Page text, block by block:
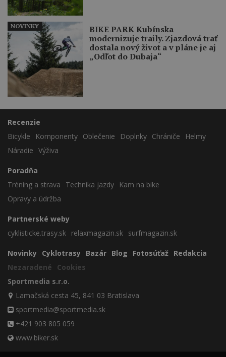
BIKE PARK Kubínska
modernizuje traily. Zjazdová trať
dostala nový život a v pláne je aj
„Odľot do Dubaja“
NOVINKY
Recenzie
Bicykle
Komponenty Oblečenie Doplnky Chrániče
Helmy
Náradie Výživa
Poradňa
Tréning a strava
Technika jazdy
Kam na bike
Opravy a údržba
Partnerské weby
cyklisticke.trasy.sk relaxmagazin.sk surfmagazin.sk
Novinky Cyklotrasy Bazár Blog Fotosúťaž Redakcia
Nezaradené
Cookies
Sportmedia s.r.o.
Lamačská cesta 45, 841 03 Bratislava
sportmedia@sportmedia.sk
+421 903 805 059
www.biker.sk